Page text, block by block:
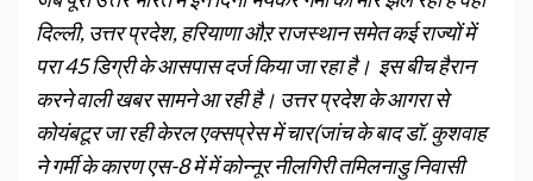
दिल्ली, उत्तर प्रदेश, हरियाणा औऱ राजस्थान समेत कई राज्यों में
परा 45 डिग्री के आसपास दर्ज किया जा रहा है। इस बीच हैरान
करने वाली खबर सामने आ रही है। उत्तर प्रदेश के आगरा से
कोयंबटूर जा रही केरल एक्सप्रेस में चार(जांच के बाद डॉ. कुशवाह
ने गर्मी के कारण एस-8 में में कोन्नूर नीलगिरी तमिलनाडु निवासी